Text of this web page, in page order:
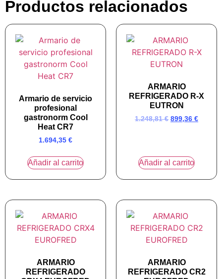
Productos relacionados
Armario de servicio
profesional
gastronorm Cool
Heat CR7
1.694,35 €
Añadir al carrito
ARMARIO
REFRIGERADO R-X
EUTRON
1.248,81€ 899,36 €
Añadir al carrito
ARMARIO
REFRIGERADO
ARMARIO
REFRIGERADO CR2